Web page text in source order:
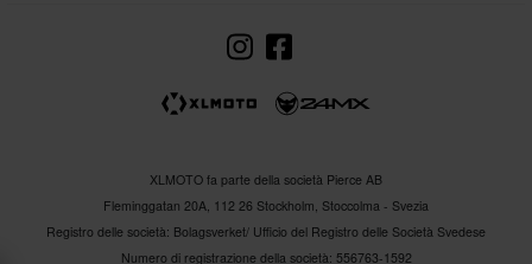
XLMOTO fa parte della società Pierce AB
Fleminggatan 20A, 112 26 Stockholm, Stoccolma - Svezia
Registro delle società: Bolagsverket/ Ufficio del Registro delle Società Svedese
Numero di registrazione della società: 556763-1592